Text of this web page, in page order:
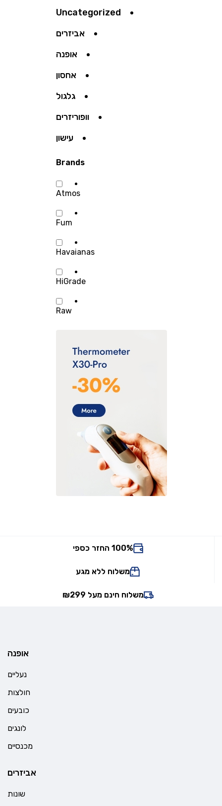
Uncategorized
אביזרים
אופנה
אחסון
גלגול
וופוריזרים
עישון
Brands
Atmos
Fum
Havaianas
HiGrade
Raw
100% החזר כספי
משלוח ללא מגע
משלוח חינם מעל ₪299
אופנה
נעליים
חולצות
כובעים
לונגים
מכנסיים
אביזרים
שונות